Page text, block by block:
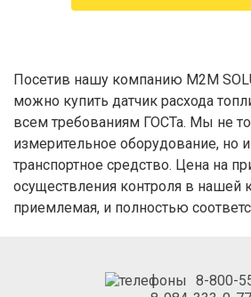
Посетив нашу компанию M2M
можно купить датчик расхода
всем требованиям ГОСТа. Мы не
измерительное оборудование, но
транспортное средство. Цена на
осуществления контроля в нашей
приемлемая, и полностью
8-800-